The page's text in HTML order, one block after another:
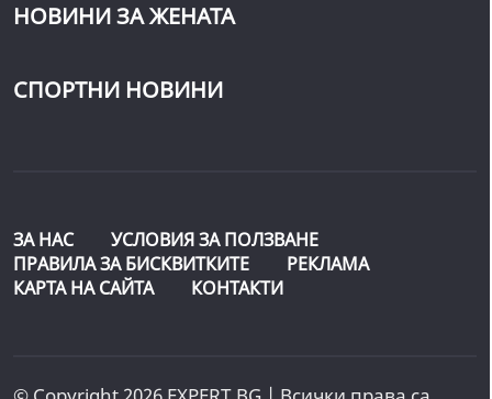
НОВИНИ ЗА ЖЕНАТА
СПОРТНИ НОВИНИ
ЗА НАС
УСЛОВИЯ ЗА ПОЛЗВАНЕ
ПРАВИЛА ЗА БИСКВИТКИТЕ
РЕКЛАМА
КАРТА НА САЙТА
КОНТАКТИ